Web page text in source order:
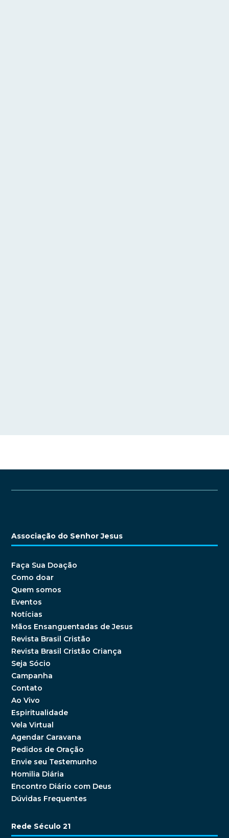
Associação do Senhor Jesus
Faça Sua Doação
Como doar
Quem somos
Eventos
Notícias
Mãos Ensanguentadas de Jesus
Revista Brasil Cristão
Revista Brasil Cristão Criança
Seja Sócio
Campanha
Contato
Ao Vivo
Espiritualidade
Vela Virtual
Agendar Caravana
Pedidos de Oração
Envie seu Testemunho
Homilia Diária
Encontro Diário com Deus
Dúvidas Frequentes
Rede Século 21